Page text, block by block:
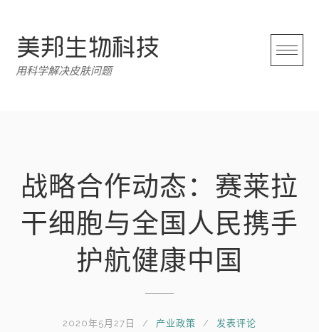
用科学解决皮肤问题
战略合作动态：赛莱拉
干细胞与全国人民携手
护航健康中国
2020年5月27日 产业政策 发表评论